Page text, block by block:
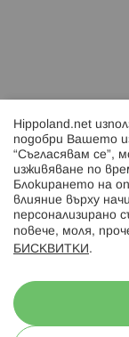
Hippoland.net
подобри Вашето
“Съгласявам се”,
изживяване по
Блокирането на
влияние върху
персонализирано
повече, моля,
БИСКВИТКИ .